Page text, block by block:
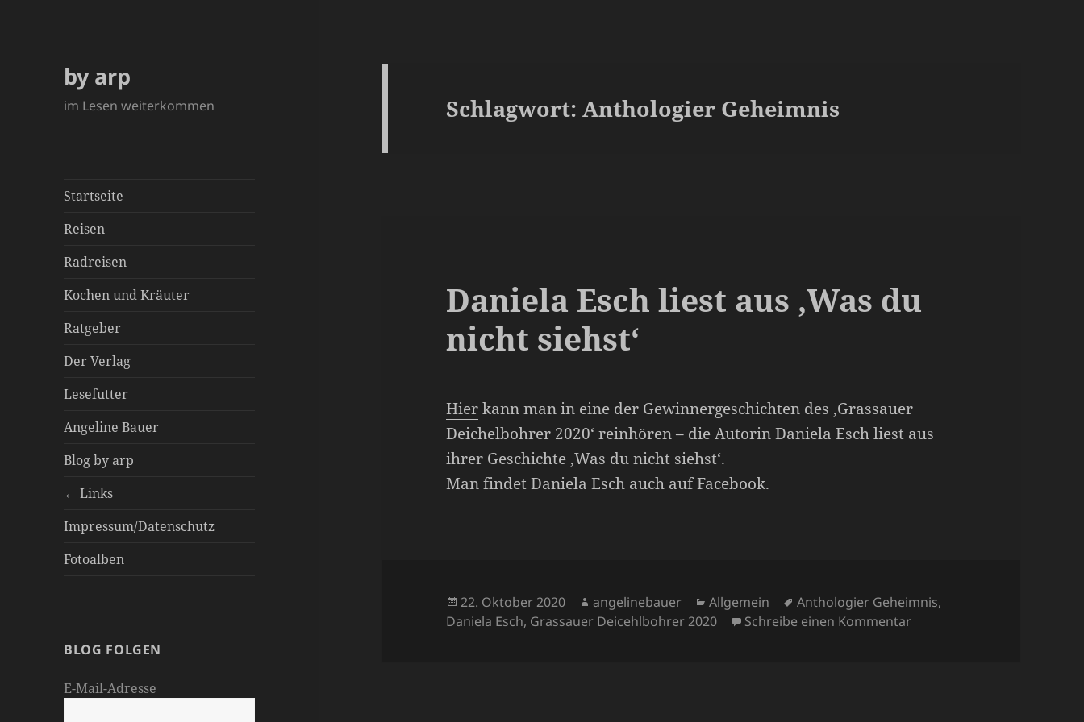
by arp
im Lesen weiterkommen
Startseite
Reisen
Radreisen
Kochen und Kräuter
Ratgeber
Der Verlag
Lesefutter
Angeline Bauer
Blog by arp
← Links
Impressum/Datenschutz
Fotoalben
BLOG FOLGEN
E-Mail-Adresse
Schlagwort:Anthologier Geheimnis
Daniela Esch liest aus ‚Was du
nicht siehst‘
Hierkann man in eine der Gewinnergeschichten des ‚Grassauer
Deichelbohrer 2020‘ reinhören – die Autorin DanielaEschliest aus
ihrer Geschichte ‚Was du nicht siehst‘.
Man findet Daniela Esch auch auf Facebook.
Veröffentlicht
am
22. Oktober 2020 Autor
angelinebauer Kategorien
Allgemein Schlagwörter
Anthologier Geheimnis,
Daniela Esch, Grassauer Deicehlbohrer 2020 Schreibe einen Kommentarzu Daniela Esch liest aus